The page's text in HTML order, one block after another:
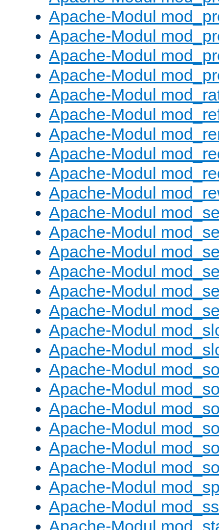
Apache-Modul
Apache-Modul
Apache-Modul
Apache-Modul
Apache-Modul
Apache-Modul
Apache-Modul
Apache-Modul
Apache-Modul
Apache-Modul
Apache-Modul
Apache-Modul
Apache-Modul
Apache-Modul
Apache-Modul
Apache-Modul
Apache-Modul
Apache-Modul
Apache-Modul
Apache-Modul
Apache-Modul
Apache-Modul
Apache-Modul
Apache-Modul
Apache-Modul
Apache-Modul
Apache-Modul